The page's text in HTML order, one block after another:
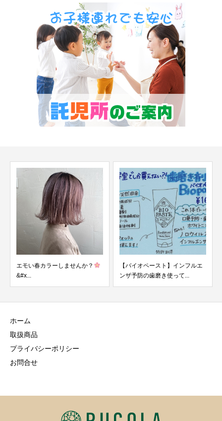
エモい春カラーしませんか？
&#x...
【バイオペースト】インフルエ
ンザ予防の歯磨き使って...
ホーム
取扱商品
プライバシーポリシー
お問合せ